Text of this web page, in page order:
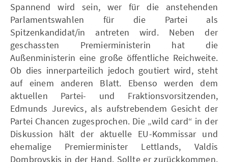
Spannend wird sein, wer für die anstehenden
Parlamentswahlen für die Partei als
Spitzenkandidat/in antreten wird. Neben der
geschassten Premierministerin hat die
Außenministerin eine große öffentliche Reichweite.
Ob dies innerparteilich jedoch goutiert wird, steht
auf einem anderen Blatt. Ebenso werden dem
aktuellen Partei- und Fraktionsvorsitzenden,
Edmunds Jurevics, als aufstrebendem Gesicht der
Partei Chancen zugesprochen. Die „wild card“ in der
Diskussion hält der aktuelle EU-Kommissar und
ehemalige Premierminister Lettlands, Valdis
Dombrovskis in der Hand. Sollte er zurückkommen,